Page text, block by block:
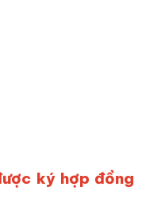
ký hợp đồng